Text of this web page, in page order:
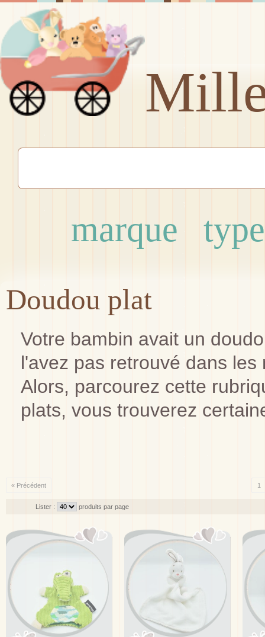
marque type
Doudou plat
Votre bambin avait un
l'avez pas retrouvé dans
Alors, parcourez cette
plats, vous trouverez
« Précédent 1
Lister : produits par page